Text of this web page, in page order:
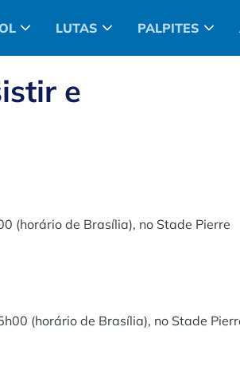
LUTAS PALPITES
e
(horário de Brasília), no Stade Pierre
(horário de Brasília), no Stade